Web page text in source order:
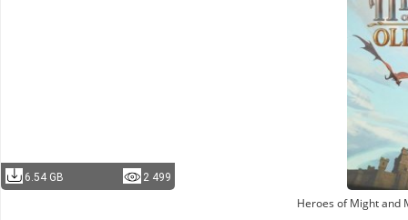
6.54 GB 2 499
Heroes of Might and